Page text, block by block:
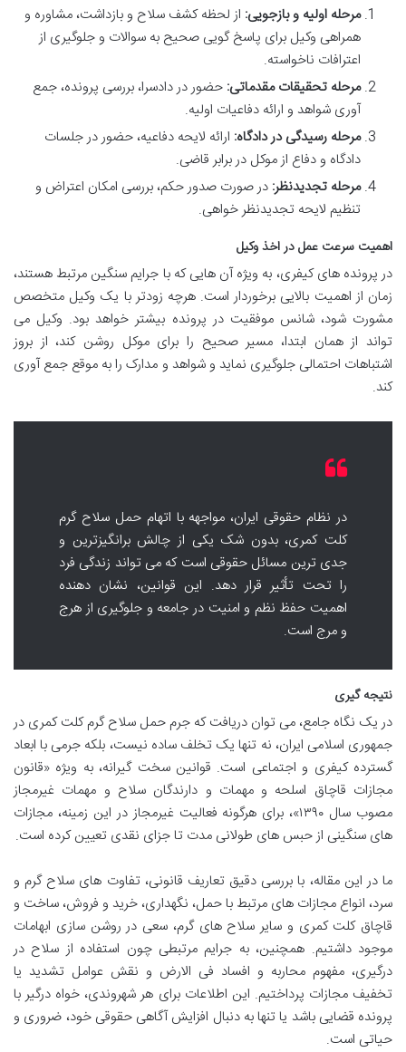
مرحله اولیه و بازجویی: از لحظه کشف سلاح و بازداشت، مشاوره و
همراهی وکیل برای پاسخ گویی صحیح به سوالات و جلوگیری از
اعترافات ناخواسته.
مرحله تحقیقات مقدماتی: حضور در دادسرا، بررسی پرونده، جمع
آوری شواهد و ارائه دفاعیات اولیه.
مرحله رسیدگی در دادگاه: ارائه لایحه دفاعیه، حضور در جلسات
دادگاه و دفاع از موکل در برابر قاضی.
مرحله تجدیدنظر: در صورت صدور حکم، بررسی امکان اعتراض و
تنظیم لایحه تجدیدنظر خواهی.
اهمیت سرعت عمل در اخذ وکیل
در پرونده های کیفری، به ویژه آن هایی که با جرایم سنگین مرتبط هستند،
زمان از اهمیت بالایی برخوردار است. هرچه زودتر با یک وکیل متخصص
مشورت شود، شانس موفقیت در پرونده بیشتر خواهد بود. وکیل می
تواند از همان ابتدا، مسیر صحیح را برای موکل روشن کند، از بروز
اشتباهات احتمالی جلوگیری نماید و شواهد و مدارک را به موقع جمع آوری
کند.
در نظام حقوقی ایران، مواجهه با اتهام حمل سلاح گرم
کلت کمری، بدون شک یکی از چالش برانگیزترین و
جدی ترین مسائل حقوقی است که می تواند زندگی فرد
را تحت تأثیر قرار دهد. این قوانین، نشان دهنده
اهمیت حفظ نظم و امنیت در جامعه و جلوگیری از هرج
و مرج است.
نتیجه گیری
در یک نگاه جامع، می توان دریافت که جرم حمل سلاح گرم کلت کمری در
جمهوری اسلامی ایران، نه تنها یک تخلف ساده نیست، بلکه جرمی با ابعاد
گسترده کیفری و اجتماعی است. قوانین سخت گیرانه، به ویژه «قانون
مجازات قاچاق اسلحه و مهمات و دارندگان سلاح و مهمات غیرمجاز
مصوب سال ۱۳۹۰»، برای هرگونه فعالیت غیرمجاز در این زمینه، مجازات
های سنگینی از حبس های طولانی مدت تا جزای نقدی تعیین کرده است.
ما در این مقاله، با بررسی دقیق تعاریف قانونی، تفاوت های سلاح گرم و
سرد، انواع مجازات های مرتبط با حمل، نگهداری، خرید و فروش، ساخت و
قاچاق کلت کمری و سایر سلاح های گرم، سعی در روشن سازی ابهامات
موجود داشتیم. همچنین، به جرایم مرتبطی چون استفاده از سلاح در
درگیری، مفهوم محاربه و افساد فی الارض و نقش عوامل تشدید یا
تخفیف مجازات پرداختیم. این اطلاعات برای هر شهروندی، خواه درگیر با
پرونده قضایی باشد یا تنها به دنبال افزایش آگاهی حقوقی خود، ضروری و
حیاتی است.